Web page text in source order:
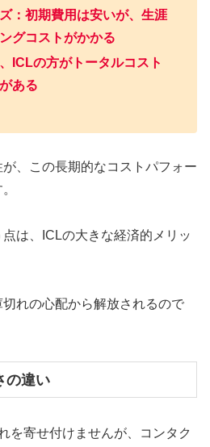
：初期費用は安いが、生涯
グコストがかかる
ICLの方がトータルコスト
ある
、この長期的なコストパフォー
点は、ICLの大きな経済的メリッ
れの心配から解放されるので
の違い
を寄せ付けませんが、コンタク